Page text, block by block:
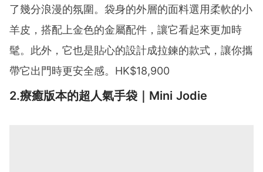
了幾分浪漫的氛圍。袋身的外層的面料選用柔軟的小
羊皮，搭配上金色的金屬配件，讓它看起來更加時
髦。此外，它也是貼心的設計成拉鍊的款式，讓你攜
帶它出門時更安全感。HK$18,900
2.療癒版本的超人氣手袋｜Mini Jodie